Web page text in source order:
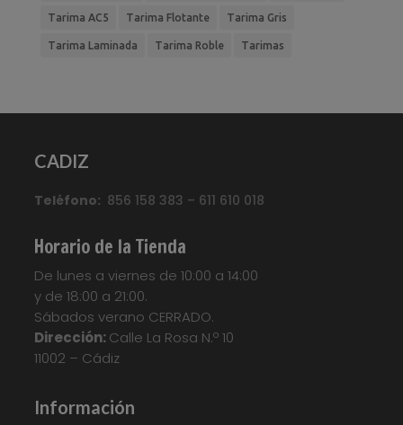
Tarima AC5 Tarima Flotante Tarima Gris
Tarima Laminada Tarima Roble Tarimas
CADIZ
Teléfono: 856 158 383 – 611 610 018
Horario de la Tienda
De lunes a viernes de 10:00 a 14:00
y de 18:00 a 21:00.
Sábados verano CERRADO.
Dirección:Calle La Rosa N.º 10
11002 – Cádiz
Información